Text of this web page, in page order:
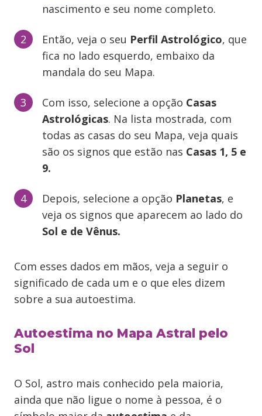
nascimento e seu nome completo.
Então, veja o seu Perfil Astrológico, que
fica no lado esquerdo, embaixo da
mandala do seu Mapa.
Com isso, selecione a opção Casas
Astrológicas. Na lista mostrada, com
todas as casas do seu Mapa, veja quais
são os signos que estão nas Casas 1, 5 e
9.
Depois, selecione a opção Planetas, e
veja os signos que aparecem ao lado do
Sol e de Vênus.
Com esses dados em mãos, veja a seguir o
significado de cada um e o que eles dizem
sobre a sua autoestima.
Autoestima no Mapa Astral pelo
Sol
O Sol, astro mais conhecido pela maioria,
ainda que não ligue o nome à pessoa, é o